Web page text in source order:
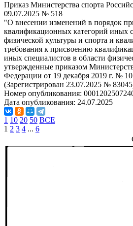
Приказ Министерства спорта
09.07.2025 № 518
"О внесении изменений в порядок
квалификационных категорий иных
физической культуры и спорта и
требования к присвоению
иных специалистов в области
утвержденные приказом
Федерации от 19 декабря 2019 г. №
(Зарегистрирован 23.07.2025 №
Номер опубликования:
Дата опубликования: 24.07.2025
1 10 20 50 ВСЕ
1 2 3 4 ... 6